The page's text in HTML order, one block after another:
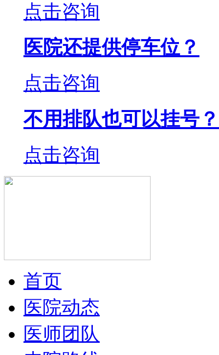
点击咨询
医院还提供停车位？
点击咨询
不用排队也可以挂号？
点击咨询
首页
医院动态
医师团队